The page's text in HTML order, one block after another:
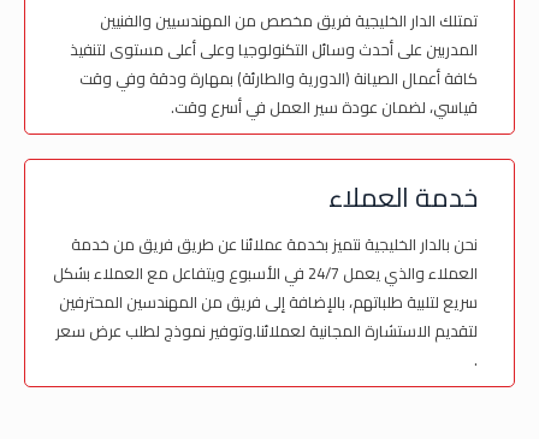
تمتلك الدار الخليجية فريق مخصص من المهندسيين والفنيين
المدربين على أحدث وسائل التكنولوجيا وعلى أعلى مستوى لتنفيذ
كافة أعمال الصيانة (الدورية والطارئة) بمهارة ودقة وفي وقت
قياسي، لضمان عودة سير العمل في أسرع وقت.
خدمة العملاء
نحن بالدار الخليجية نتميز بخدمة عملائنا عن طريق فريق من خدمة
العملاء والذي يعمل 24/7 في الأسبوع ويتفاعل مع العملاء بشكل
سريع لتلبية طلباتهم، بالإضافة إلى فريق من المهندسين المحترفين
لتقديم الاستشارة المجانية لعملائنا.وتوفير نموذج لطلب عرض سعر
.